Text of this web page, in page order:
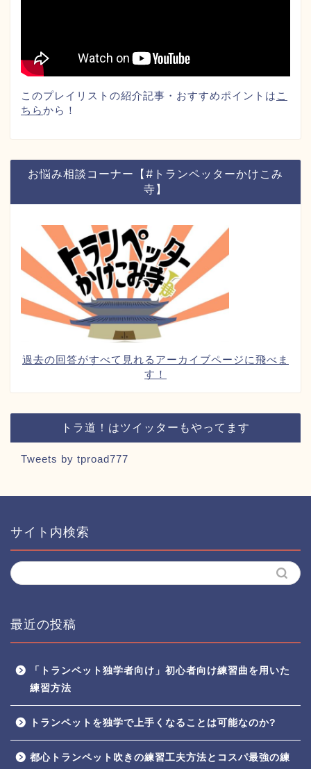
このプレイリストの紹介記事・おすすめポイントは こ
ちらから！
お悩み相談コーナー【#トランペッターかけこみ
寺】
過去の回答がすべて見れるアーカイブページに飛べま
す！
トラ道！はツイッターもやってます
Tweets by tproad777
サイト内検索
最近の投稿
「トランペット独学者向け」初心者向け練習曲を用いた
練習方法
トランペットを独学で上手くなることは可能なのか?
都心トランペット吹きの練習工夫方法とコスパ最強の練